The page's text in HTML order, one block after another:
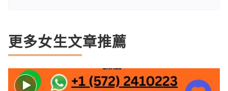
更多女生文章推薦